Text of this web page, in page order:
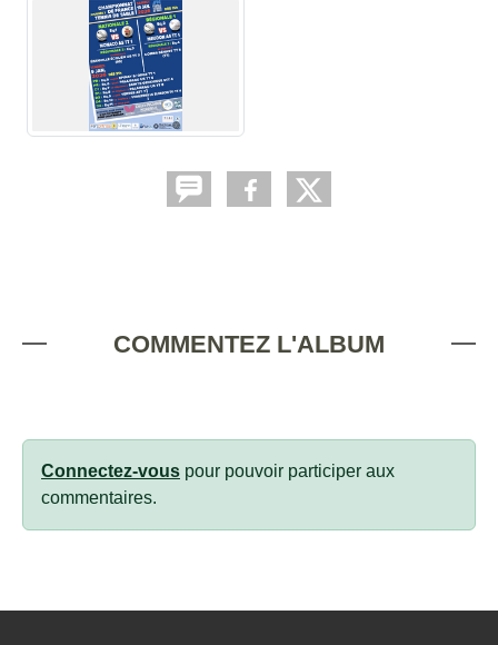
COMMENTEZ L'ALBUM
Connectez-vous pour pouvoir participer aux
commentaires.